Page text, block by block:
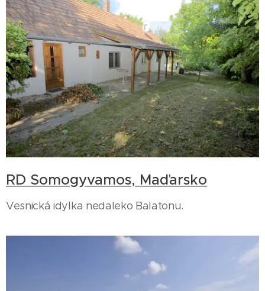
RD Somogyvamos, Maďarsko
Vesnická idylka nedaleko Balatonu.